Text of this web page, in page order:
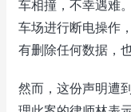
车相撞，不幸遇难
车场进行断电操作
有删除任何数据，
然而，这份声明遭